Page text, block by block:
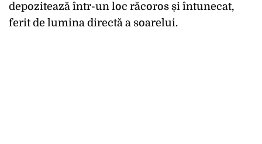
depozitează într-un loc răcoros și întunecat,
ferit de lumina directă a soarelui.